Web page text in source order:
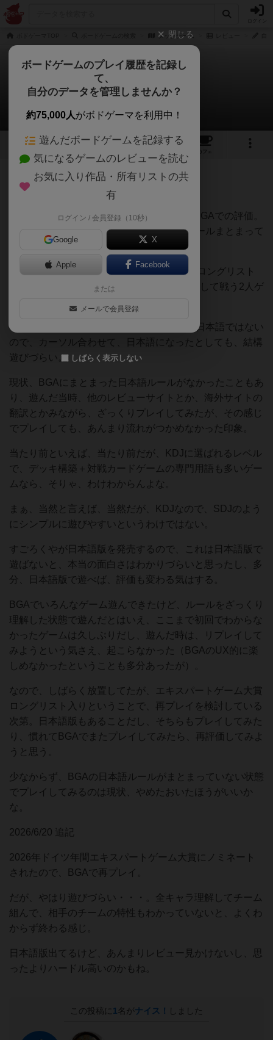
タッグチーム
タッグチーム
白州さんのレビュー
1 4
カフェ
686名 1名 1 3ヶ月前
レーティングが非公開に設定されたユーザー
4/10（ルールがまとまっていない状態でのBGAでの評価。
日本語版での再プレイ検討中。BGA版はルールまとまって
いないので、プレイ非推奨）
2026年ドイツ年間エキスパートゲーム大賞ロングリスト
入り作品。2人のキャラを選んでデッキ構築して戦う2人ゲ
BGA版だと、カードに書かれている言語が日本語ではない
ので、カーソル合わせて、日本語になったとしても、結構
遊びづらい。
現状、BGAにまとまった日本語ルールがなかったこともあ
り、遊んだ当時、他のレビューサイトとか、海外サイトの
翻訳とかみながら、ざっくりプレイしてみたが、その感じ
でプレイしても、あんまり流れがつかめなかった印象。
当たり前といえば、当たり前だが、KDJに選ばれるレベル
で、デッキ構築＋対戦カードゲームの専門用語も多いゲー
ムなら、そりゃ、わけわからんよな。
まぁ、当然と言えば、当然だが、KDJなので、SDJのよう
にシンプルに遊びやすいというわけではない。
すごろくやが日本語版を発売するので、これは日本語版で
遊ばないと、本当の面白さはわかりづらいと思ったし、多
分、日本語版で遊べば、評価も変わる気はする。
BGAでいろんなゲーム遊んできたけど、ルールをざっくり
理解した状態で遊んだとはいえ、ここまで初回でわからな
かったゲームは久しぶりだし、遊んだ時は、リプレイして
みようという気さえ、起こらなかった（BGAのUX的に楽
しめなかったということも多分あったが）。
なので、しばらく放置してたが、エキスパートゲーム大賞
ロングリスト入りということで、再プレイを検討している
次第。日本語版もあることだし、そちらもプレイしてみた
り、慣れてBGAでまたプレイしてみたら、再評価してみよ
うと思う。
少なからず、BGAの日本語ルールがまとまっていない状態
でプレイしてみるのは現状、やめたおいたほうがいいか
な。
2026/6/20 追記
2026年ドイツ年間エキスパートゲーム大賞にノミネート
されたので、BGAで再プレイ。
だが、やはり遊びづらい・・・。全キャラ理解してチーム
組んで、相手のチームの特性もわかっていないと、よくわ
からず終わる感じ。
日本語版出てるけど、あんまりレビュー見かけないし、思
ったよりハードル高いのかもね。
この投稿に 1 名がナイス！ しました
閉じる
ボードゲームのプレイ履歴を記録し
て、
自分のデータを管理しませんか？
約75,000人がボドゲーマを利用中！
遊んだボードゲームを記録する
気になるゲームのレビューを読む
お気に入り作品・所有リストの共
有
ログイン / 会員登録（10秒）
Google X
Apple Facebook
または
メールで会員登録
しばらく表示しない